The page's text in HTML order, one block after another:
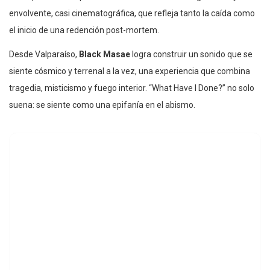
envolvente, casi cinematográfica, que refleja tanto la caída como
el inicio de una redención post-mortem.
Desde Valparaíso, Black Masae logra construir un sonido que se
siente cósmico y terrenal a la vez, una experiencia que combina
tragedia, misticismo y fuego interior. “What Have I Done?” no solo
suena: se siente como una epifanía en el abismo.